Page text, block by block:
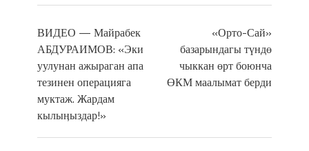
ВИДЕО — Майрабек
АБДУРАИМОВ: «Эки
уулунан ажыраган апа
тезинен операцияга
муктаж. Жардам
кылыӊыздар!»
«Орто-Сай»
базарындагы түндө
чыккан өрт боюнча
ӨКМ маалымат берди